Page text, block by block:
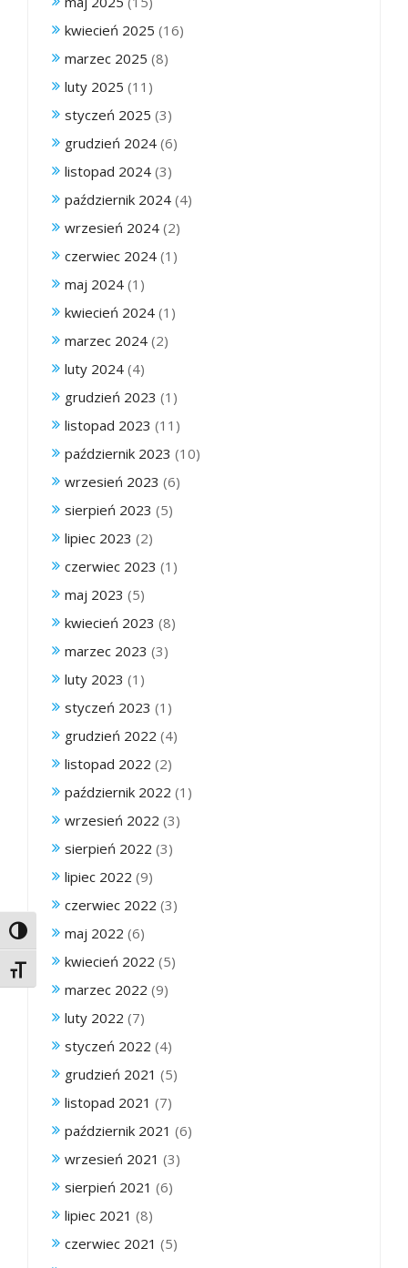
Toggle High Contrast
Toggle Font size
kwiecień 2025 (16)
marzec 2025 (8)
luty 2025 (11)
styczeń 2025 (3)
grudzień 2024 (6)
listopad 2024 (3)
październik 2024 (4)
wrzesień 2024 (2)
czerwiec 2024 (1)
maj 2024 (1)
kwiecień 2024 (1)
marzec 2024 (2)
luty 2024 (4)
grudzień 2023 (1)
listopad 2023 (11)
październik 2023 (10)
wrzesień 2023 (6)
sierpień 2023 (5)
lipiec 2023 (2)
czerwiec 2023 (1)
maj 2023 (5)
kwiecień 2023 (8)
marzec 2023 (3)
luty 2023 (1)
styczeń 2023 (1)
grudzień 2022 (4)
listopad 2022 (2)
październik 2022 (1)
wrzesień 2022 (3)
sierpień 2022 (3)
lipiec 2022 (9)
czerwiec 2022 (3)
maj 2022 (6)
kwiecień 2022 (5)
marzec 2022 (9)
luty 2022 (7)
styczeń 2022 (4)
grudzień 2021 (5)
listopad 2021 (7)
październik 2021 (6)
wrzesień 2021 (3)
sierpień 2021 (6)
lipiec 2021 (8)
czerwiec 2021 (5)